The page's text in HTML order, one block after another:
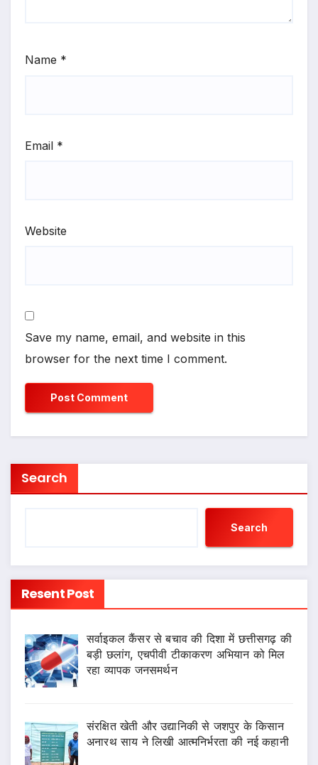
Name *
Email *
Website
Save my name, email, and website in this
browser for the next time I comment.
Search
Search
Resent Post
सर्वाइकल कैंसर से बचाव की दिशा में छत्तीसगढ़ की
बड़ी छलांग, एचपीवी टीकाकरण अभियान को मिल
रहा व्यापक जनसमर्थन
संरक्षित खेती और उद्यानिकी से जशपुर के किसान
अनारथ साय ने लिखी आत्मनिर्भरता की नई कहानी